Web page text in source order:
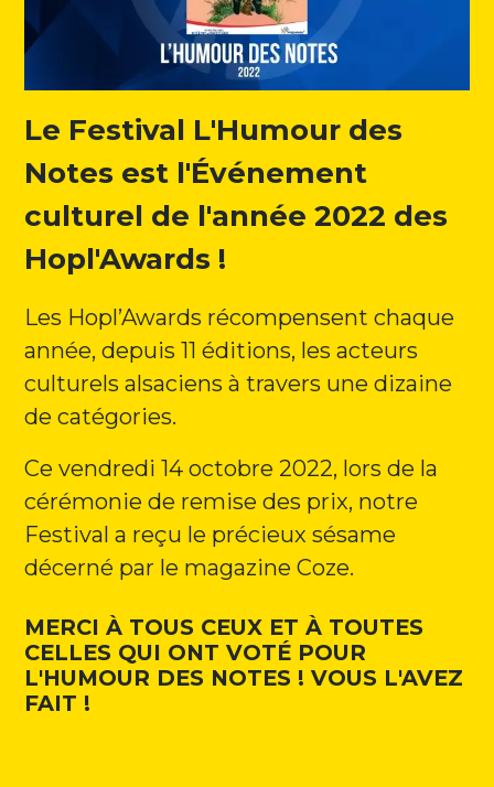
Le Festival L'Humour des
Notes est l'Événement
culturel de l'année 2022 des
Hopl'Awards !
Les Hopl’Awards récompensent chaque
année, depuis 11 éditions, les acteurs
culturels alsaciens à travers une dizaine
de catégories.
Ce vendredi 14 octobre 2022, lors de la
cérémonie de remise des prix, notre
Festival a reçu le précieux sésame
décerné par le magazine Coze.
MERCI À TOUS CEUX ET À TOUTES
CELLES QUI ONT VOTÉ POUR
L'HUMOUR DES NOTES ! VOUS L'AVEZ
FAIT !
Programme
Contact
Newsletter
Facebook
Instagram